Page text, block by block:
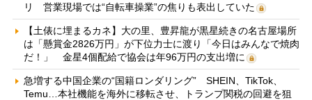
リ 営業現場では“自転車操業”の焦りも表出していた
【土俵に埋まるカネ】大の里、豊昇龍が黒星続きの名古屋場所
は「懸賞金2826万円」が下位力士に渡り「今日はみんなで焼肉
だ！」 金星4個配給で協会は年96万円の支出増に
急増する中国企業の“国籍ロンダリング” SHEIN、TikTok、
Temu…本社機能を海外に移転させ、トランプ関税の回避を狙